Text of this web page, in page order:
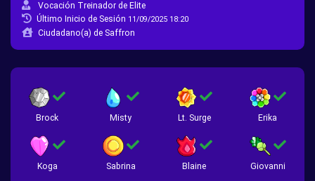
Vocación Treinador de Elite
Último Inicio de Sesión 11/09/2025 18:20
Ciudadano(a) de Saffron
Brock Misty Lt. Surge Erika
Koga Sabrina Blaine Giovanni